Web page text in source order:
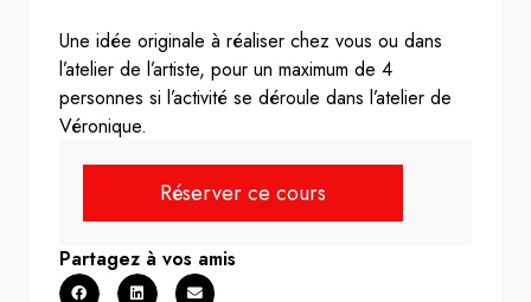
Une idée originale à réaliser chez vous ou dans
l’atelier de l’artiste, pour un maximum de 4
personnes si l’activité se déroule dans l’atelier de
Véronique.
Réserver ce cours
Partagez à vos amis